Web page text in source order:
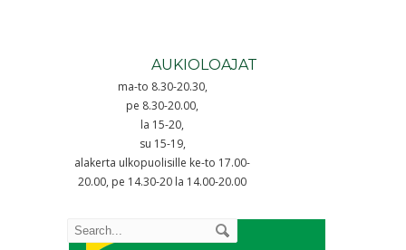
AUKIOLOAJAT
ma-to 8.30-20.30,
pe 8.30-20.00,
la 15-20,
su 15-19,
alakerta ulkopuolisille ke-to 17.00-
20.00, pe 14.30-20 la 14.00-20.00